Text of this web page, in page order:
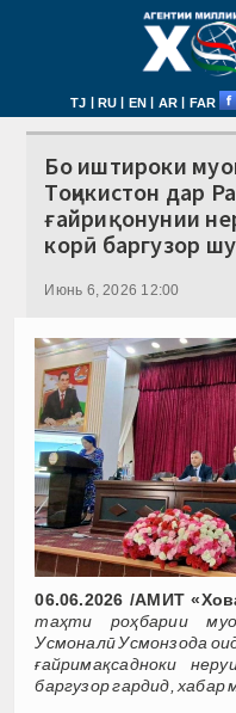
TJ | RU | EN | AR | FAR
Бо иштироки
Тоҷикистон дар
ғайриқонунии
корӣ баргузор
Июнь 6, 2026 12:00
06.06.2026 /АМИТ
таҳти роҳбарии
Усмоналӣ Усмонзода
ғайримақсадноки
баргузор гардид,